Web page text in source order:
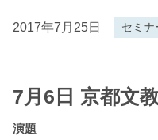
2017年7月25日 セミナ
7月6日 京都文
演題